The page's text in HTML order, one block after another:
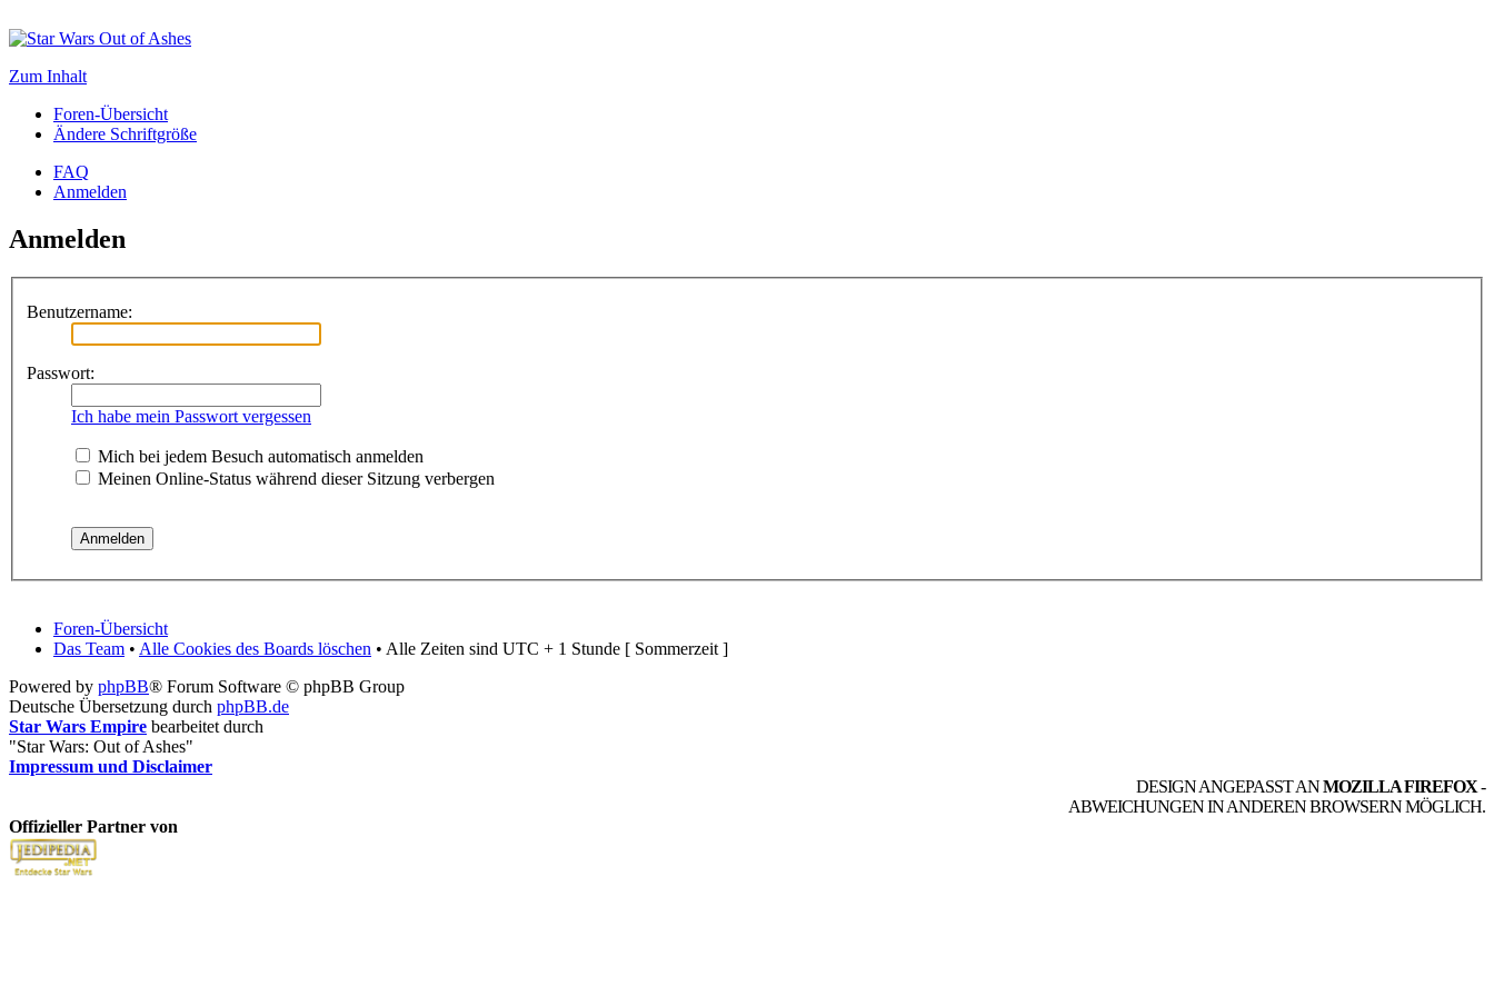
Zum Inhalt
Foren-Übersicht
Ändere Schriftgröße
FAQ
Anmelden
Anmelden
Benutzername:
Passwort:
Ich habe mein Passwort vergessen
Mich bei jedem Besuch automatisch anmelden
Meinen Online-Status während dieser Sitzung verbergen
Foren-Übersicht
Das Team • Alle Cookies des Boards löschen • Alle Zeiten sind UTC + 1 Stunde [ Sommerzeit ]
Powered by phpBB® Forum Software © phpBB Group
Deutsche Übersetzung durch phpBB.de
Star Wars Empire bearbeitet durch
"Star Wars: Out of Ashes"
Impressum und Disclaimer
DESIGN ANGEPASST ANMOZILLA FIREFOX-
ABWEICHUNGEN IN ANDEREN BROWSERN MÖGLICH.
Offizieller Partner von